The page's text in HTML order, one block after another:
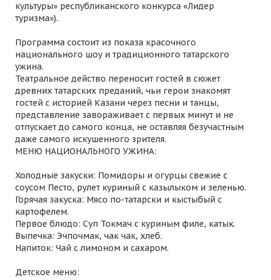
культуры» республиканского конкурса «Лидер
туризма»).
Программа состоит из показа красочного
национального шоу и традиционного татарского
ужина.
Театральное действо переносит гостей в сюжет
древних татарских преданий, чьи герои знакомят
гостей с историей Казани через песни и танцы,
представление завораживает с первых минут и не
отпускает до самого конца, не оставляя безучастным
даже самого искушенного зрителя.
МЕНЮ НАЦИОНАЛЬНОГО УЖИНА:
Холодные закуски: Помидоры и огурцы свежие с
соусом Песто, рулет куриный с казылыком и зеленью.
Горячая закуска: Мясо по-татарски и кыстыбый с
картофелем.
Первое блюдо: Суп Токмач с куриным филе, катык.
Выпечка: Эчпочмак, чак чак, хлеб.
Напиток: Чай с лимоном и сахаром.
Детское меню: